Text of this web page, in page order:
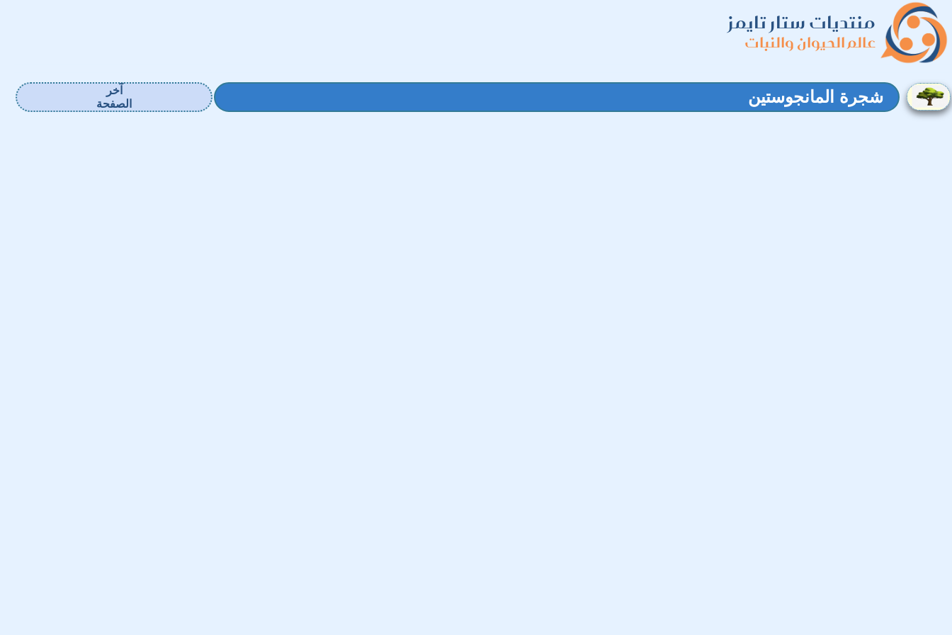
منتديات ستار تايمز
عالم الحيوان والنبات
شجرة المانجوستين
آخر
الصفحة